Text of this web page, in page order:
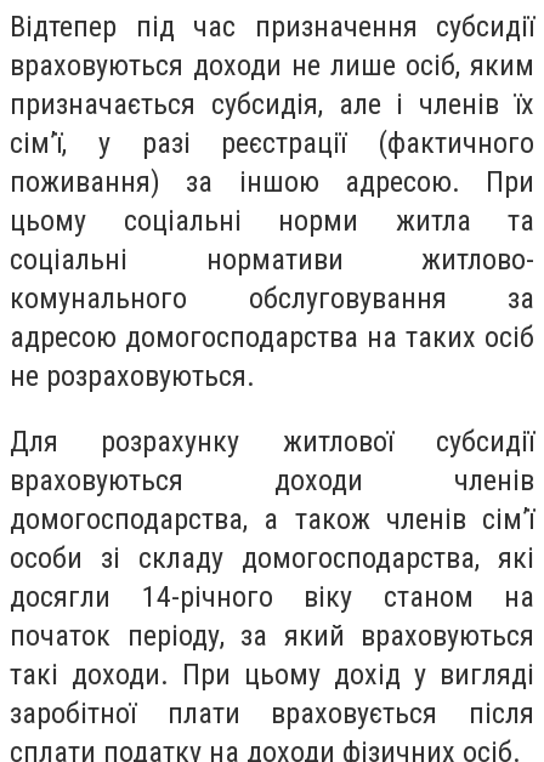
Відтепер під час призначення субсидії
враховуються доходи не лише осіб, яким
призначається субсидія, але і членів їх
сім’ї, у разі реєстрації (фактичного
поживання) за іншою адресою. При
цьому соціальні норми житла та
соціальні нормативи житлово-
комунального обслуговування за
адресою домогосподарства на таких осіб
не розраховуються.
Для розрахунку житлової субсидії
враховуються доходи членів
домогосподарства, а також членів сім’ї
особи зі складу домогосподарства, які
досягли 14-річного віку станом на
початок періоду, за який враховуються
такі доходи. При цьому дохід у вигляді
заробітної плати враховується після
сплати податку на доходи фізичних осіб.